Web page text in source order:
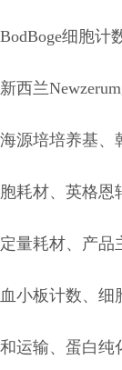
BodBoge细胞计
新西兰
海源培培养基、
胞耗材、英格恩
定量耗材、 产品
血小板计数、细
和运输、 蛋白纯